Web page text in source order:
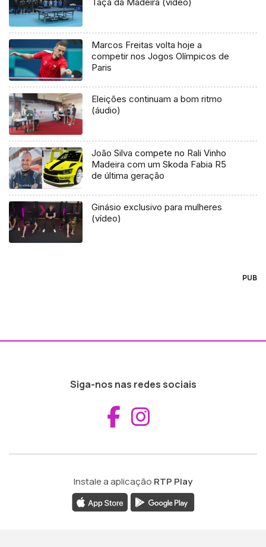
Marcos Freitas volta hoje a
competir nos Jogos Olímpicos de
Paris
Eleições continuam a bom ritmo
(áudio)
João Silva compete no Rali Vinho
Madeira com um Skoda Fabia R5
de última geração
Ginásio exclusivo para mulheres
(vídeo)
PUB
Siga-nos nas redes sociais
Aceder ao
Instale a aplicação RTP Play